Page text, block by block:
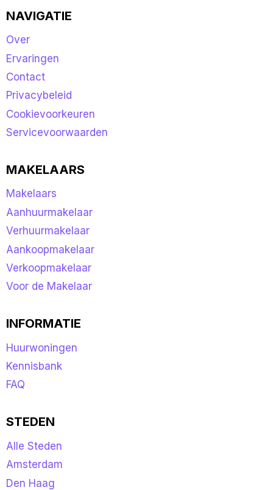
NAVIGATIE
Over
Ervaringen
Contact
Privacybeleid
Cookievoorkeuren
Servicevoorwaarden
MAKELAARS
Makelaars
Aanhuurmakelaar
Verhuurmakelaar
Aankoopmakelaar
Verkoopmakelaar
Voor de Makelaar
INFORMATIE
Huurwoningen
Kennisbank
FAQ
STEDEN
Alle Steden
Amsterdam
Den Haag